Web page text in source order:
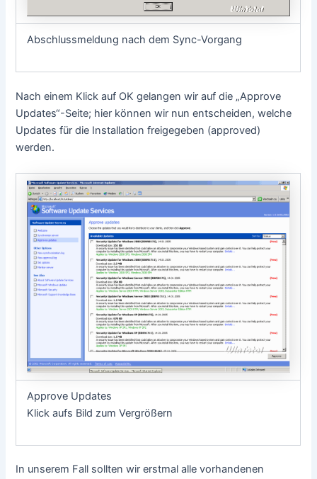
Abschlussmeldung nach dem Sync-Vorgang
Nach einem Klick auf OK gelangen wir auf die „Approve
Updates“-Seite; hier können wir nun entscheiden, welche
Updates für die Installation freigegeben (approved)
werden.
Approve Updates
Klick aufs Bild zum Vergrößern
In unserem Fall sollten wir erstmal alle vorhandenen